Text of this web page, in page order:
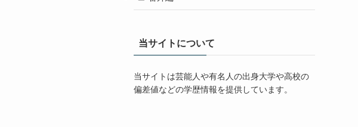
当サイトについて
当サイトは芸能人や有名人の出身大学や高校の
偏差値などの学歴情報を提供しています。